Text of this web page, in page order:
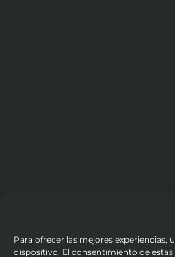
Para ofrecer las mejores
dispositivo. El consentimiento de